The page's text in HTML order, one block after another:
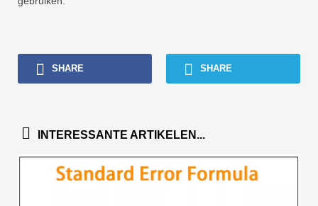
SHARE SHARE
INTERESSANTE ARTIKELEN...